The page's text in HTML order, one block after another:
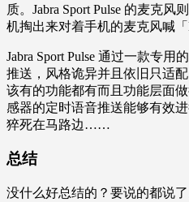
质。Jabra Sport Pulse 的麦克
机掏出来对着手机的麦克风喊「
Jabra Sport Pulse 通过一款专用
推送，风格诡异并且依旧只适
该有的功能都有而且功能层面
感器的定时语音推送能够有效
猝死在马路边……
总结
没什么好总结的？要说的都说